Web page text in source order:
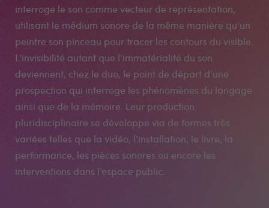
interroge le son comme vecteur de représentation,
utilisant le médium sonore de la même manière qu’un
peintre son pinceau pour tracer les contours du visible.
L’invisibilité autant que l’immatérialité du son
deviennent, chez le duo, le point de départ d’une
prospection qui interroge les phénomènes du langage
ainsi que de la mémoire. Leur production
pluridisciplinaire se développe via de formes très
variées telles que la vidéo, l’installation, le livre, la
performance, les pièces sonores ou encore les
interventions dans l’espace public.